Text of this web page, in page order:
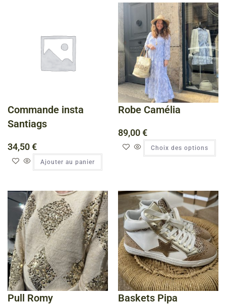
Commande insta
Santiags
34,50€
Ajouter au panier
Robe Camélia
89,00€
Choix des options
Pull Romy Baskets Pipa